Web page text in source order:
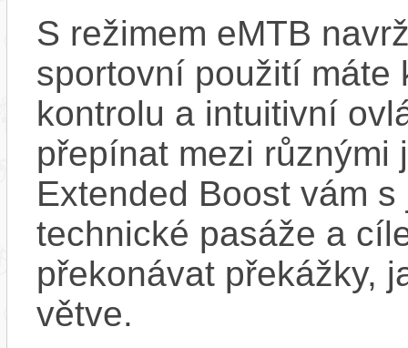
S režimem eMTB
sportovní použití máte
kontrolu a intuitivní
přepínat mezi různými
Extended Boost vám
technické pasáže a
překonávat překážky,
větve.